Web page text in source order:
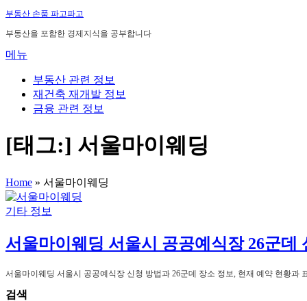
내
용
로
부동산 손품 파고파고
부동산을 포함한 경제지식을 공부합니다
메뉴
부동산 관련 정보
재건축 재개발 정보
금융 관련 정보
[태그:] 서울마이웨딩
Home » 서울마이웨딩
기타 정보
서울마이웨딩 서울시 공공예식장 26군
서울마이웨딩 서울시 공공예식장 신청 방법과 26군데 장소 정보, 현재 예약 현황
검색